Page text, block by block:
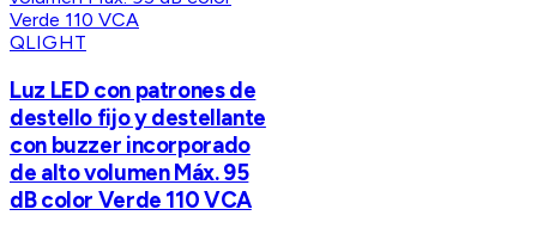
QLIGHT
Luz LED con patrones de
destello fijo y destellante
con buzzer incorporado
de alto volumen Máx. 95
dB color Verde 110 VCA